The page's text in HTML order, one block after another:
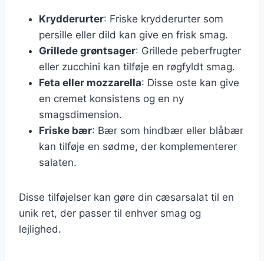
Krydderurter: Friske krydderurter som
persille eller dild kan give en frisk smag.
Grillede grøntsager: Grillede peberfrugter
eller zucchini kan tilføje en røgfyldt smag.
Feta eller mozzarella: Disse oste kan give
en cremet konsistens og en ny
smagsdimension.
Friske bær: Bær som hindbær eller blåbær
kan tilføje en sødme, der komplementerer
salaten.
Disse tilføjelser kan gøre din cæsarsalat til en
unik ret, der passer til enhver smag og
lejlighed.